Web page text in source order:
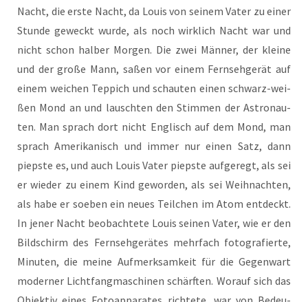
Nacht, die ers­te Nacht, da Lou­is von sei­nem Vater zu einer
Stun­de geweckt wur­de, als noch wirk­lich Nacht war und
nicht schon hal­ber Mor­gen. Die zwei Män­ner, der klei­ne
und der gro­ße Mann, saßen vor einem Fern­seh­ge­rät auf
einem wei­chen Tep­pich und schau­ten einen schwarz-wei­
ßen Mond an und lausch­ten den Stim­men der Astro­nau­
ten. Man sprach dort nicht Eng­lisch auf dem Mond, man
sprach Ame­ri­ka­nisch und immer nur einen Satz, dann
pieps­te es, und auch Lou­is Vater pieps­te auf­ge­regt, als sei
er wie­der zu einem Kind gewor­den, als sei Weih­nach­ten,
als habe er soeben ein neu­es Teil­chen im Atom ent­deckt.
In jener Nacht beob­ach­te­te Lou­is sei­nen Vater, wie er den
Bild­schirm des Fern­seh­ge­rä­tes mehr­fach foto­gra­fier­te,
Minu­ten, die mei­ne Auf­merk­sam­keit für die Gegen­wart
moder­ner Licht­fang­ma­schi­nen schärf­ten. Wor­auf sich das